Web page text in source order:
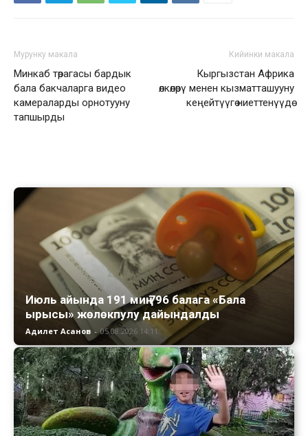
Мурунку макала
Минкаб төрагасы бардык
бала бакчаларга видео
камераларды орнотууну
тапшырды
Кийинки макала
Кыргызстан Африка
өлкөлөрү менен кызматташууну
кеңейтүүгө ниеттенүүдө
Июль айында 191 миң 796 балага «Бала
ырысы» жөлөкпулу дайындалды
Адилет Асанов - 05.08.2026 14:11